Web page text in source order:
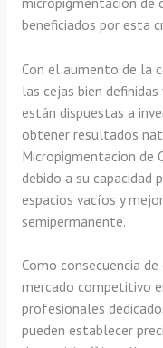
beneficiados por esta
Con el aumento de la
las cejas bien
están dispuestas a
obtener resultados
Micropigmentacion de
debido a su capacidad
espacios vacíos y
semipermanente.
Como consecuencia
mercado competitivo
profesionales
pueden establecer